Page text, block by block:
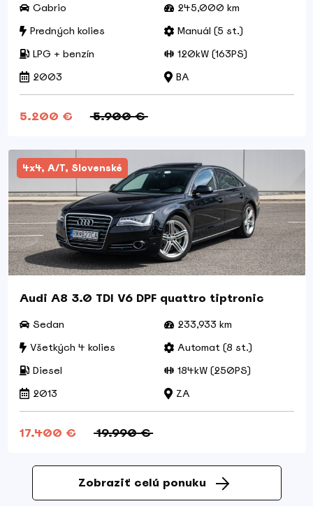
Cabrio
245,000 km
Predných kolies
Manuál (5 st.)
LPG + benzín
120kW (163PS)
2003
BA
5.200 € 5.900 €
4x4, A/T, Slovenské
Audi A8 3.0 TDI V6 DPF quattro tiptronic
Sedan
233,933 km
Všetkých 4 kolies
Automat (8 st.)
Diesel
184kW (250PS)
2013
ZA
17.400 € 19.990 €
Zobraziť celú ponuku